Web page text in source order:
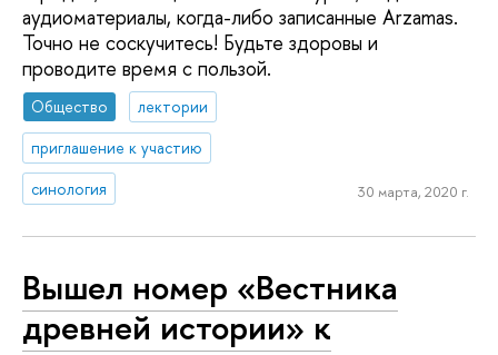
аудиоматериалы, когда-либо записанные Arzamas.
Точно не соскучитесь! Будьте здоровы и
проводите время с пользой.
Общество
лектории
приглашение к участию
синология
30 марта, 2020 г.
Вышел номер «Вестника
древней истории» к